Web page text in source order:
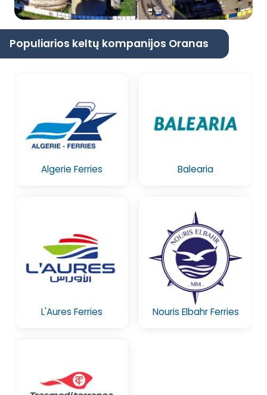
Populiarios keltų kompanijos Oranas
Algerie Ferries Balearia
L'Aures Ferries Nouris Elbahr Ferries